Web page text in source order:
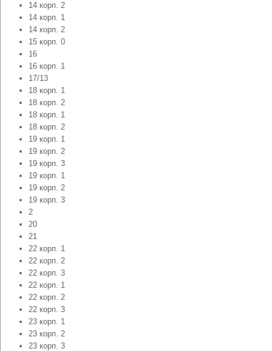
14 корп. 2
14 корп. 1
14 корп. 2
15 корп. 0
16
16 корп. 1
17/13
18 корп. 1
18 корп. 2
18 корп. 1
18 корп. 2
19 корп. 1
19 корп. 2
19 корп. 3
19 корп. 1
19 корп. 2
19 корп. 3
2
20
21
22 корп. 1
22 корп. 2
22 корп. 3
22 корп. 1
22 корп. 2
22 корп. 3
23 корп. 1
23 корп. 2
23 корп. 3